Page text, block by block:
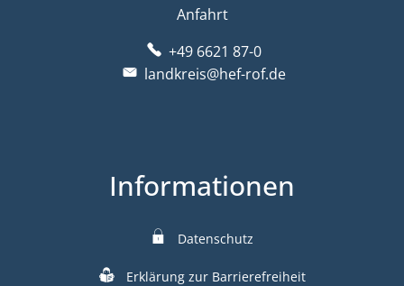
Anfahrt
+49 6621 87-0
landkreis@hef-rof.de
Informationen
Datenschutz
Erklärung zur Barrierefreiheit